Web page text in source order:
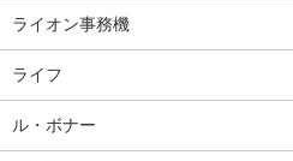
ライオン事務機
ライフ
ル・ボナー